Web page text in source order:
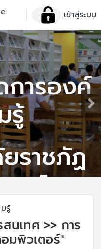
เข้าสู่ระบบ
การองค์
รู้
ราชภัฏ
รค์
รู้
สนเทศ >> การ
มพิวเตอร์"